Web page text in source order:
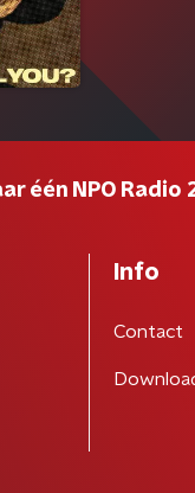
één NPO Radio
Info
Contact